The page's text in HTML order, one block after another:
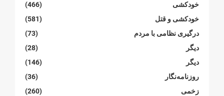
خودکشی
(466)
خودکشی و قتل
(581)
درگیری نظامی با مردم
(73)
دیگر
(28)
دیگر
(146)
روزنامەنگار
(36)
زخمی
(260)